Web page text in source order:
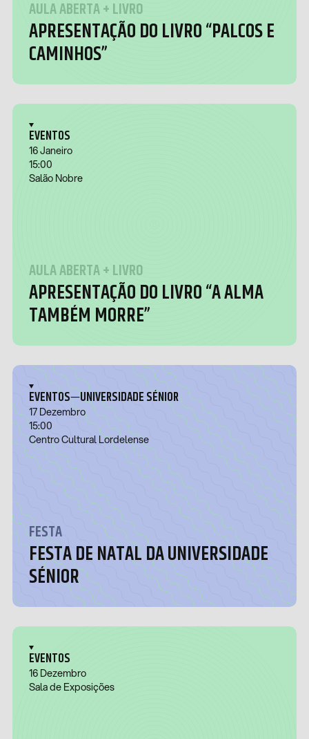
AULA ABERTA + LIVRO
APRESENTAÇÃO DO LIVRO “PALCOS E
CAMINHOS”
EVENTOS
16 Janeiro
15:00
Salão Nobre
AULA ABERTA + LIVRO
APRESENTAÇÃO DO LIVRO “A ALMA
TAMBÉM MORRE”
EVENTOS—UNIVERSIDADE SÉNIOR
17 Dezembro
15:00
Centro Cultural Lordelense
FESTA
FESTA DE NATAL DA UNIVERSIDADE
SÉNIOR
EVENTOS
16 Dezembro
Sala de Exposições